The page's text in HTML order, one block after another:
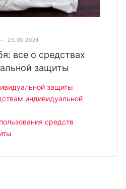
25.09.2024
все о средствах
защиты
защиты
индивидуальной
средств